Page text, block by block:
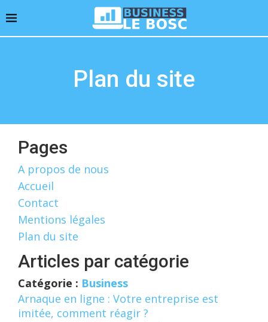
Plan du site
Pages
A propos de nous
Accueil
Contact
Mentions légales
Plan du site
Articles par catégorie
Catégorie : Business
Arnaque en ligne : Votre entreprise est
imitée, comment réagir ?